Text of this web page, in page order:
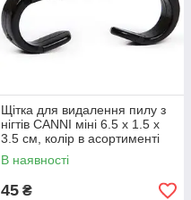
Щітка для видалення пилу з
нігтів CANNI міні 6.5 х 1.5 х
3.5 см, колір в асортименті
В наявності
45 ₴